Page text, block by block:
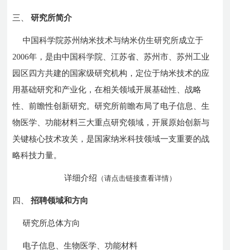
三、研究所简介
中国科学院苏州纳米技术与纳米仿生研究所成立于
2006年，是由中国科学院、江苏省、苏州市、苏州工业
园区四方共建的国家级研究机构，定位于纳米技术的应
用基础研究和产业化，在相关领域开展基础性、战略
性、前瞻性创新研究。研究所前瞻布局了电子信息、生
物医学、功能材料三大重点研究领域，开展原始创新与
关键核心技术攻关，是国家纳米科技领域一支重要的战
略科技力量。
详细介绍 （请点击链接查看详情）
四、招聘领域和方向
研究所总体方向
电子信息、生物医学、功能材料